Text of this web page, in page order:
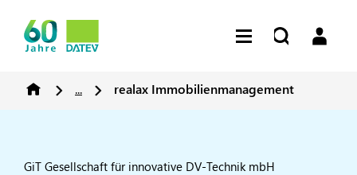
... realax Immobilienmanagement
GiT Gesellschaft für innovative DV-Technik mbH